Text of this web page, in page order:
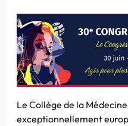
Le Collège de la
exceptionnellement